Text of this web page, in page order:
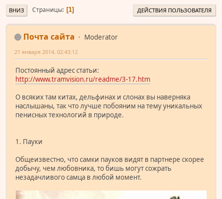
ВНИЗ Страницы 1 ДЕЙСТВИЯ ПОЛЬЗОВАТЕЛЯ
Почта сайта Moderator
21 января 2014, 02:43:12
Постоянный адрес статьи:
http://www.tramvision.ru/readme/3-17.htm
О всяких там китах, дельфинах и слонах вы наверняка
наслышаны, так что лучше побояним на тему уникальных
пенисных технологий в природе.
1. Пауки
Общеизвестно, что самки пауков видят в партнере скорее
добычу, чем любовника, то бишь могут сожрать
незадачливого самца в любой момент.